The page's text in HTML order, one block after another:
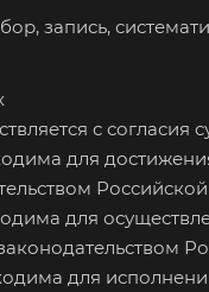
запись,
с
для
для
для